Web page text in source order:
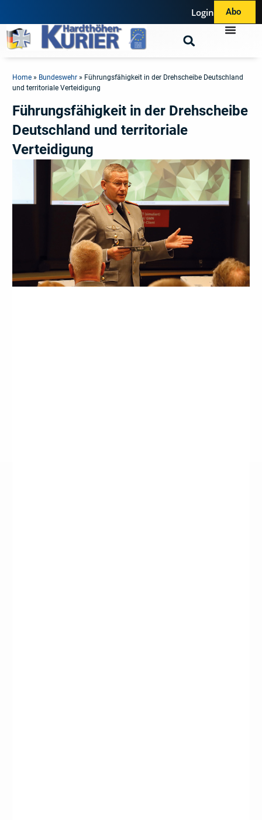
Login Abo
Home » Bundeswehr » Führungsfähigkeit in der Drehscheibe Deutschland
und territoriale Verteidigung
Führungsfähigkeit in der Drehscheibe
Deutschland und territoriale
Verteidigung